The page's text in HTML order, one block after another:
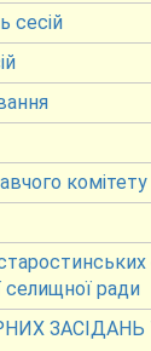
сесій
комітету
селищної ради